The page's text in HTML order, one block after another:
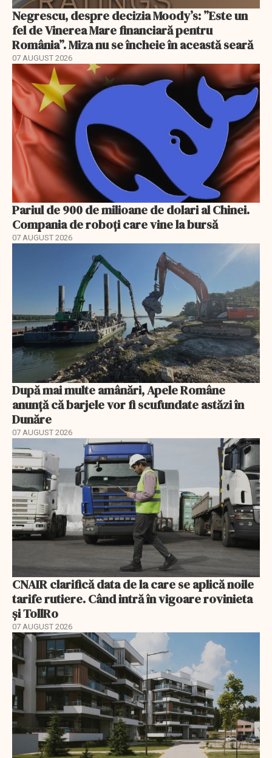
Negrescu, despre decizia Moody’s: ”Este un
fel de Vinerea Mare financiară pentru
România”. Miza nu se încheie în această seară
07 AUGUST 2026
Pariul de 900 de milioane de dolari al Chinei.
Compania de roboți care vine la bursă
07 AUGUST 2026
După mai multe amânări, Apele Române
anunță că barjele vor fi scufundate astăzi în
Dunăre
07 AUGUST 2026
CNAIR clarifică data de la care se aplică noile
tarife rutiere. Când intră în vigoare rovinieta
și TollRo
07 AUGUST 2026